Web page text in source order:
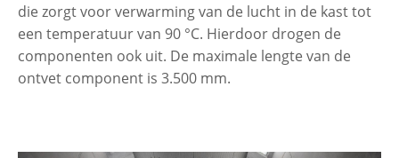
die zorgt voor verwarming van de lucht in de kast tot
een temperatuur van 90 °C. Hierdoor drogen de
componenten ook uit. De maximale lengte van de
ontvet component is 3.500 mm.